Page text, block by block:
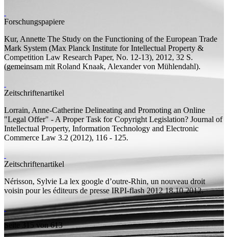
Forschungspapiere
Kur, Annette The Study on the Functioning of the European Trade
Mark System (Max Planck Institute for Intellectual Property &
Competition Law Research Paper, No. 12-13), 2012, 32 S.
(gemeinsam mit Roland Knaak, Alexander von Mühlendahl).
Zeitschriftenartikel
Lorrain, Anne-Catherine Delineating and Promoting an Online
"Legal Offer" - A Proper Task for Copyright Legislation? Journal of
Intellectual Property, Information Technology and Electronic
Commerce Law 3.2 (2012), 116 - 125.
Zeitschriftenartikel
Nérisson, Sylvie La lex google d’outre-Rhin, un nouveau droit
voisin pour les éditeurs de presseIRPI-flash 2012 18.10.2012.
Seite 315 von 613